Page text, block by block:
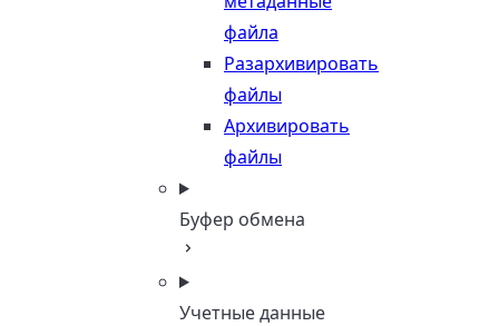
файла
Разархивировать
файлы
Архивировать
файлы
Буфер обмена
Учетные данные